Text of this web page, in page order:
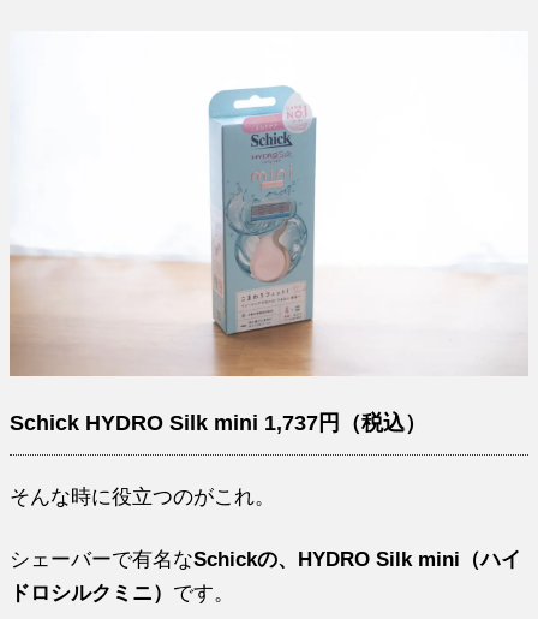
Schick HYDRO Silk mini 1,737円（税込）
そんな時に役立つのがこれ。
シェーバーで有名なSchickの、HYDRO Silk mini（ハイ
ドロシルクミニ） です。